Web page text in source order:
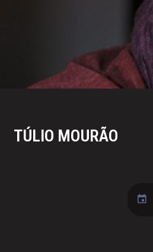
TÚLIO MOURÃO